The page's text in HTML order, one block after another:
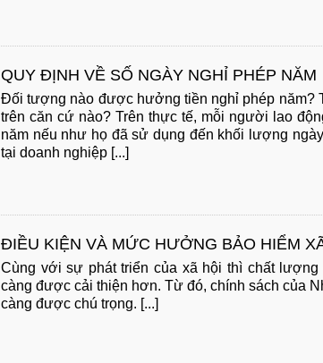
QUY ĐỊNH VỀ SỐ NGÀY NGHỈ PHÉP NĂM
Đối tượng nào được hưởng tiền nghỉ phép năm?
trên căn cứ nào? Trên thực tế, mỗi người lao
năm nếu như họ đã sử dụng đến khối lượng
tại doanh nghiệp [...]
ĐIỀU KIỆN VÀ MỨC HƯỞNG BẢO HIỂM
Cùng với sự phát triển của xã hội thì chất
càng được cải thiện hơn. Từ đó, chính sách của
càng được chú trọng. [...]